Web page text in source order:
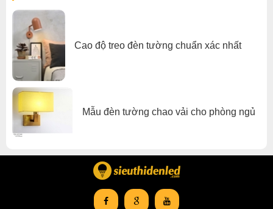
Cao độ treo đèn tường chuẩn xác nhất
Mẫu đèn tường chao vải cho phòng ngủ